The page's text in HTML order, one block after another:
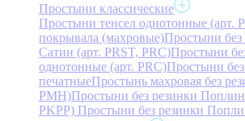
Простыни классические
Простыни тенсел однотонные (арт.
покрывала (махровые)Простыни
Сатин (арт. PRST, PRC)Простыни
однотонные (арт. PRC)Простыни
печатныеПростынь махровая без
PMH)Простыни без резинки Поплин
PKPP) Простыни без резинки